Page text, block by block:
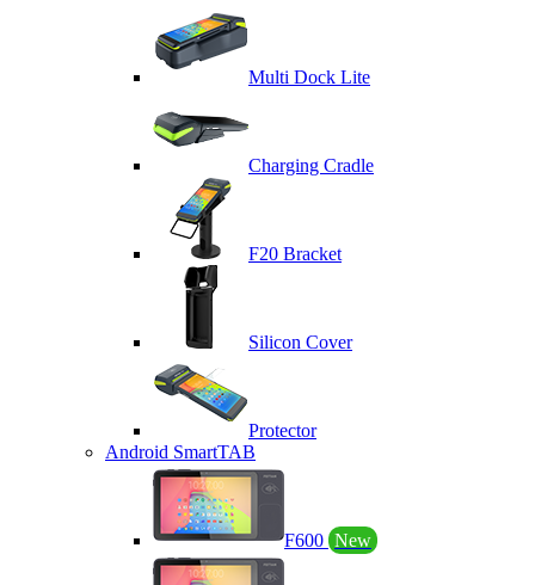
Multi Dock Lite
Charging Cradle
F20 Bracket
Silicon Cover
Protector
Android SmartTAB
F600 New